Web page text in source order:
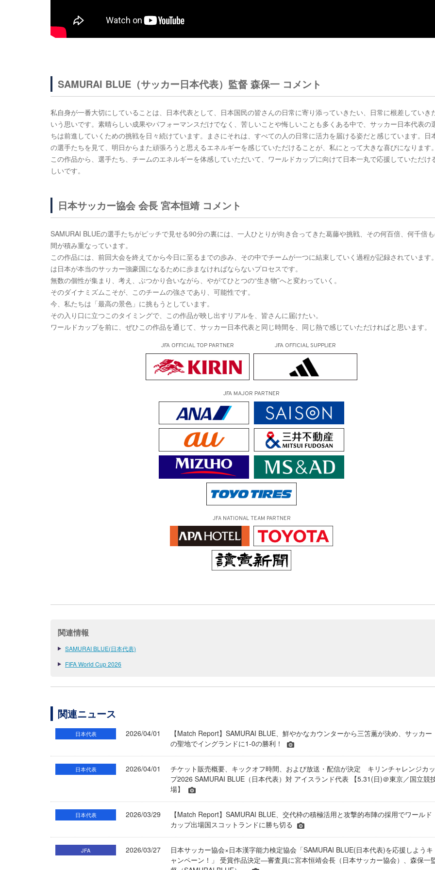
SAMURAI BLUE（サッカー日本代表）監督 森保一 コメント
私自身が一番大切にしていることは、日本代表として、日本国民の皆さんの日常に寄り添っていきたい、日常に根差していき
いう思いです。素晴らしい成果やパフォーマンスだけでなく、苦しいことや悔しいことも多くある中で、サッカー日本代表の
ちは前進していくための挑戦を日々続けています。まさにそれは、すべての人の日常に活力を届ける姿だと感じています。日
の選手たちを見て、明日からまた頑張ろうと思えるエネルギーを感じていただけることが、私にとって大きな喜びになります。
この作品から、選手たち、チームのエネルギーを体感していただいて、ワールドカップに向けて日本一丸で応援していただけ
しいです。
日本サッカー協会 会長 宮本恒靖 コメント
SAMURAI BLUEの選手たちがピッチで見せる90分の裏には、一人ひとりが向き合ってきた葛藤や挑戦、その何百倍、何千倍
間が積み重なっています。
この作品には、前回大会を終えてから今日に至るまでの歩み、その中でチームが一つに結束していく過程が記録されています
は日本が本当のサッカー強豪国になるために歩まなければならないプロセスです。
無数の個性が集まり、考え、ぶつかり合いながら、やがてひとつの“生き物”へと変わっていく。
そのダイナミズムこそが、このチームの強さであり、可能性です。
今、私たちは「最高の景色」に挑もうとしています。
その入り口に立つこのタイミングで、この作品が映し出すリアルを、皆さんに届けたい。
ワールドカップを前に、ぜひこの作品を通じて、サッカー日本代表と同じ時間を、同じ熱で感じていただければと思います。
JFA OFFICIALTOP PARTNER JFA OFFICIAL SUPPLIER
JFA MAJOR PARTNER
JFA NATIONAL TEAM PARTNER
関連情報
SAMURAI BLUE(日本代表)
FIFA World Cup 2026
関連ニュース
日本代表 2026/04/01
【Match Report】SAMURAI BLUE、鮮やかなカウンターから三笘薫が決め、サッカー
の聖地でイングランドに1-0の勝利！
日本代表 2026/04/01
チケット販売概要、キックオフ時間、および放送・配信が決定 キリンチャレンジカッ
プ2026 SAMURAI BLUE（日本代表）対 アイスランド代表 【5.31(日)＠東京／国立競
場】
日本代表 2026/03/29
【Match Report】SAMURAI BLUE、交代枠の積極活用と攻撃的布陣の採用でワールド
カップ出場国スコットランドに勝ち切る
JFA 2026/03/27
日本サッカー協会×日本漢字能力検定協会「SAMURAI BLUE(日本代表)を応援しようキ
ャンペーン！」 受賞作品決定―審査員に宮本恒靖会長（日本サッカー協会）、森保一